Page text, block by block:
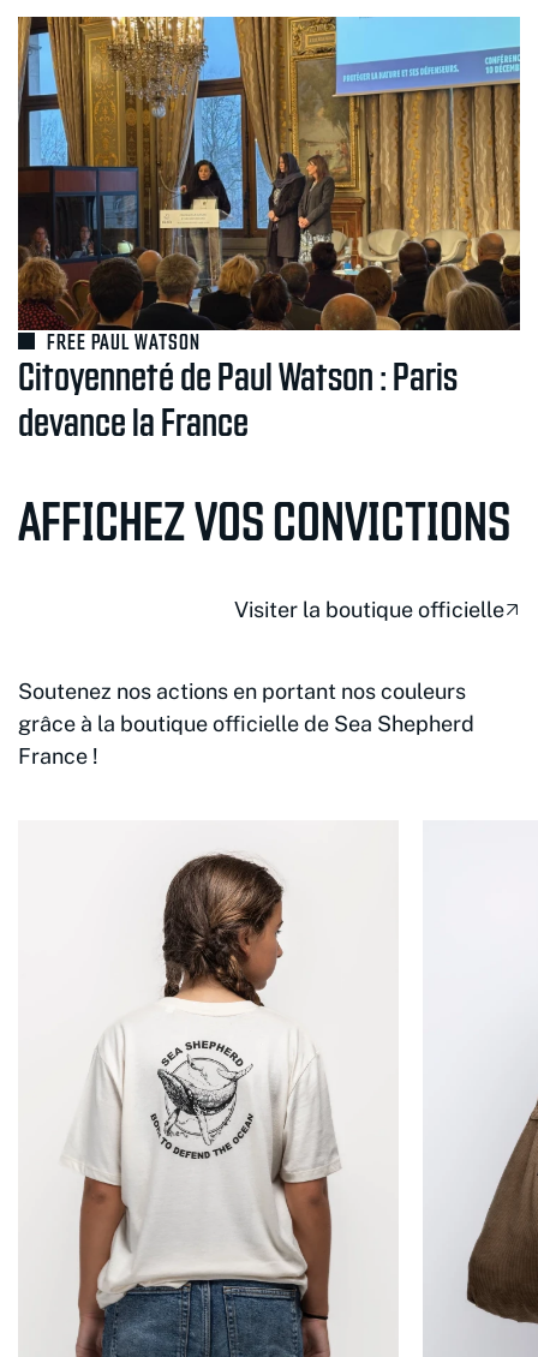
FREE PAUL WATSON
Citoyenneté de Paul Watson : Paris
devance la France
AFFICHEZ VOS CONVICTIONS
Visiter la boutique officielle
Soutenez nos actions en portant nos couleurs
grâce à la boutique officielle de Sea Shepherd
France !